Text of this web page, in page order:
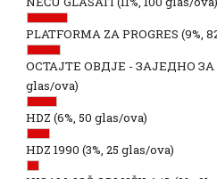
PLATFORMA ZA PROGRES (9%,
ОСТАЈТЕ ОВДЈЕ - ЗАЈЕДНО
glas/ova)
HDZ (6%, 50 glas/ova)
HDZ 1990 (3%, 25 glas/ova)